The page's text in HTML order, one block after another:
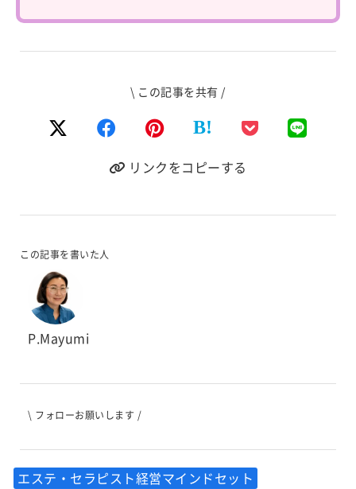
\ この記事を共有 /
B!
リンクをコピーする
この記事を書いた人
P.Mayumi
\ フォローお願いします /
エステ・セラピスト経営マインドセット